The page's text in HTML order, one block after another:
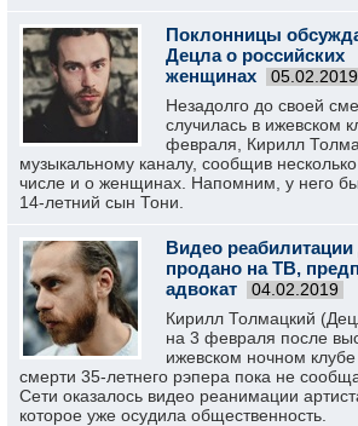
Поклонницы
Децла о российских
женщинах
05.02.2019
Незадолго до своей
случилась в ижевском
февраля, Кирилл
музыкальному каналу, сообщив
числе и о женщинах. Напомним, у него
14-летний сын Тони.
Видео
продано на ТВ,
адвокат
04.02.2019
Кирилл Толмацкий
на 3 февраля после
ижевском ночном
смерти 35-летнего рэпера пока не
Сети оказалось видео реанимации
которое уже осудила общественность.